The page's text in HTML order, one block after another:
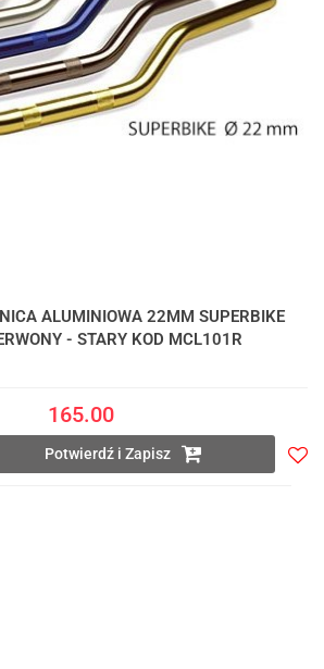
ALUMINIOWA 22MM SUPERBIKE
- STARY KOD MCL101R
165.00
Potwierdź i Zapisz